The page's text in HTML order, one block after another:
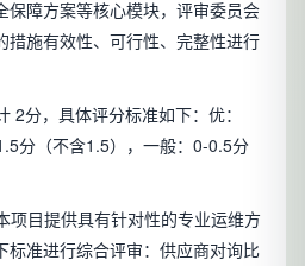
保障方案等核心模块，评审委员会
措施有效性、可行性、完整性进行
2分，具体评分标准如下：优：
分（不含1.5），一般：0-0.5分
项目提供具有针对性的专业运维方
标准进行综合评审：供应商对询比